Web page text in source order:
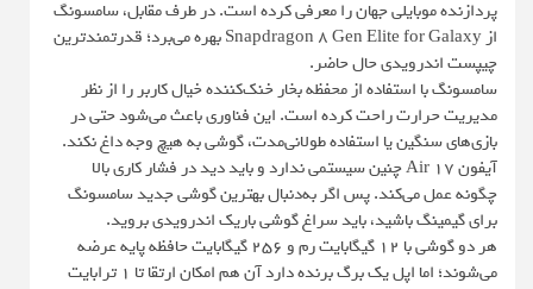
پردازنده موبایلی جهان را معرفی کرده است. در طرف مقابل، سامسونگ
از Snapdragon 8 Gen Elite for Galaxy بهره می‌برد؛ قدرتمندترین
چیپست اندرویدی حال حاضر.
سامسونگ با استفاده از محفظه بخار خنک‌کننده خیال کاربر را از نظر
مدیریت حرارت راحت کرده است. این فناوری باعث می‌شود حتی در
بازی‌های سنگین یا استفاده طولانی‌مدت، گوشی به هیچ وجه داغ نکند.
آیفون 17 Air چنین سیستمی ندارد و باید دید در فشار کاری بالا
چگونه عمل می‌کند. پس اگر به‌دنبال بهترین گوشی جدید سامسونگ
برای گیمینگ باشید، باید سراغ گوشی باریک اندرویدی بروید.
هر دو گوشی با ۱۲ گیگابایت رم و ۲۵۶ گیگابایت حافظه پایه عرضه
می‌شوند؛ اما اپل یک برگ برنده دارد آن هم امکان ارتقا تا ۱ ترابایت